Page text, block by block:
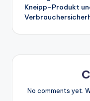
Kneipp-Produkt
No comments yet.